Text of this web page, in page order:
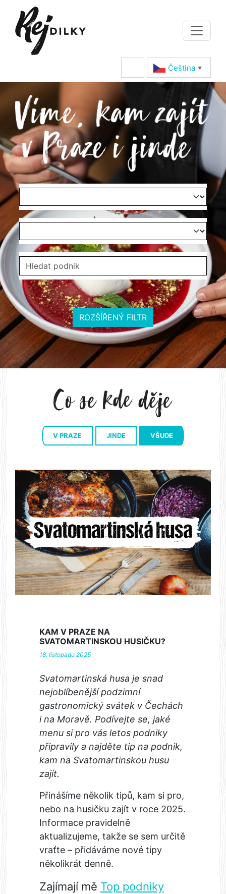
Čeština‎ ▼
ROZŠÍŘENÝ FILTR
V PRAZE JINDE VŠUDE
KAM V PRAZE NA
SVATOMARTINSKOU HUSIČKU?
18. listopadu 2025
Svatomartinská husa je snad
nejoblíbenější podzimní
gastronomický svátek v Čechách
i na Moravě. Podívejte se, jaké
menu si pro vás letos podniky
připravily a najděte tip na podnik,
kam na Svatomartinskou husu
zajít.
Přinášíme několik tipů, kam si pro,
nebo na husičku zajít v roce 2025.
Informace pravidelně
aktualizujeme, takže se sem určitě
vraťte – přidáváme nové tipy
několikrát denně.
Zajímají mě Top podniky